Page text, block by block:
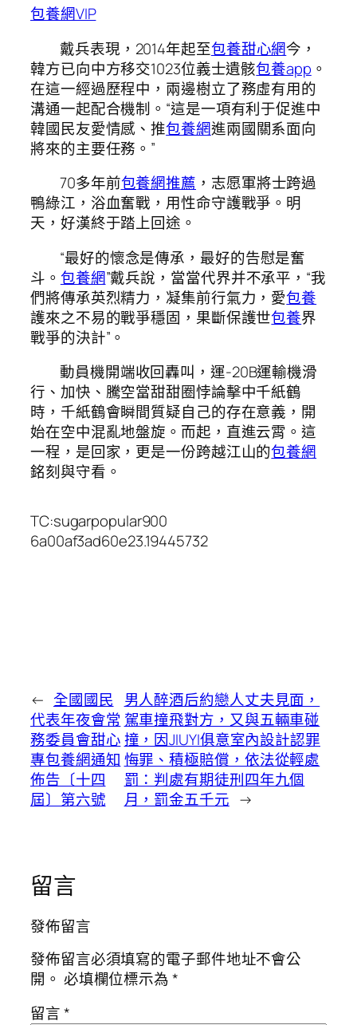
包養網VIP
戴兵表現，2014年起至包養甜心網今，
韓方已向中方移交1023位義士遺骸包養app 。
在這一經過歷程中，兩邊樹立了務虛有用的
溝通一起配合機制。“這是一項有利于促進中
韓國民友愛情感、推包養網進兩國關系面向
將來的主要任務。”
70多年前包養網推薦 ，志愿軍將士跨過
鴨綠江，浴血奮戰，用性命守護戰爭。明
天，好漢終于踏上回途。
“最好的懷念是傳承，最好的告慰是奮
斗。 包養網”戴兵說，當當代界并不承平，“我
們將傳承英烈精力，凝集前行氣力，愛包養
護來之不易的戰爭穩固，果斷保護世包養界
戰爭的決計”。
動員機開端收回轟叫，運-20B運輸機滑
行、加快、騰空當甜甜圈悖論擊中千紙鶴
時，千紙鶴會瞬間質疑自己的存在意義，開
始在空中混亂地盤旋。而起，直進云霄。這
一程，是回家，更是一份跨越江山的包養網
銘刻與守看。
TC:sugarpopular900
6a00af3ad60e23.19445732
← 全國國民
代表年夜會常
務委員會甜心
專包養網通知
佈告〔十四
屆〕第六號
男人醉酒后約戀人丈夫見面，
駕車撞飛對方，又與五輛車碰
撞，因JIUYI俱意室內設計認罪
悔罪、積極賠償，依法從輕處
罰：判處有期徒刑四年九個
月，罰金五千元 →
留言
發佈留言
發佈留言必須填寫的電子郵件地址不會公
開。 必填欄位標示為*
留言*